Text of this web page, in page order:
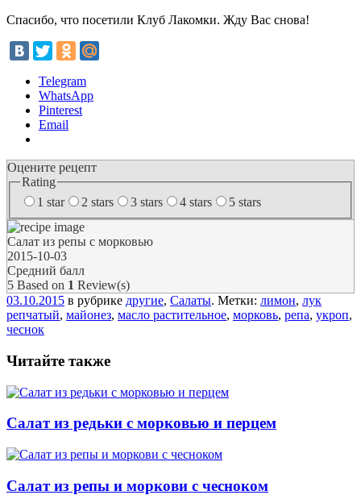
Спасибо, что посетили Клуб Лакомки. Жду Вас снова!
Telegram
WhatsApp
Pinterest
Email
Оцените рецепт
Rating
1 star
2 stars 3 stars 4 stars 5 stars
Салат из репы с морковью
2015-10-03
Средний балл
5 Based on 1 Review(s)
03.10.2015 в рубрике другие, Салаты. Метки: лимон, лук
репчатый, майонез, масло растительное, морковь, репа, укроп,
чеснок
Читайте также
Салат из редьки с морковью и перцем
Салат из репы и моркови с чесноком